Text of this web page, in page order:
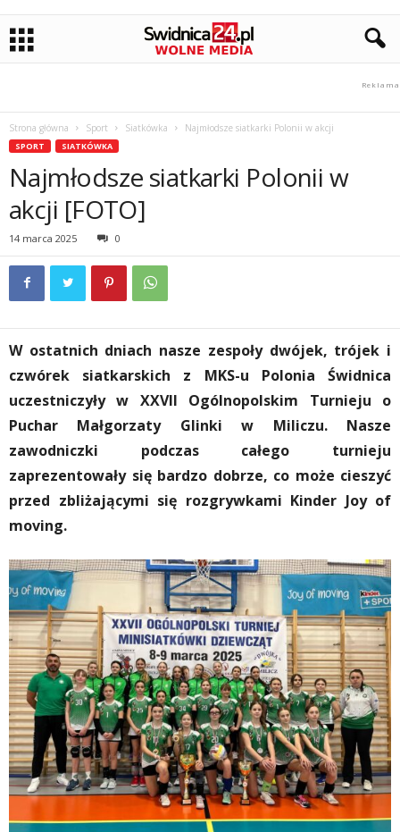
Strona główna Sport Siatkówka Najmłodsze siatkarki Polonii w akcji
SPORT SIATKÓWKA
Najmłodsze siatkarki Polonii w
akcji [FOTO]
14 marca 2025 0
W ostatnich dniach nasze zespoły dwójek, trójek i
czwórek siatkarskich z MKS-u Polonia Świdnica
uczestniczyły w XXVII Ogólnopolskim Turnieju o
Puchar Małgorzaty Glinki w Miliczu. Nasze
zawodniczki podczas całego turnieju
zaprezentowały się bardzo dobrze, co może cieszyć
przed zbliżającymi się rozgrywkami Kinder Joy of
moving.